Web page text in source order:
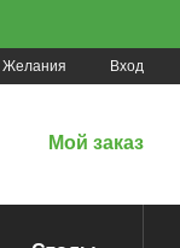
Желания Вход
Мой заказ